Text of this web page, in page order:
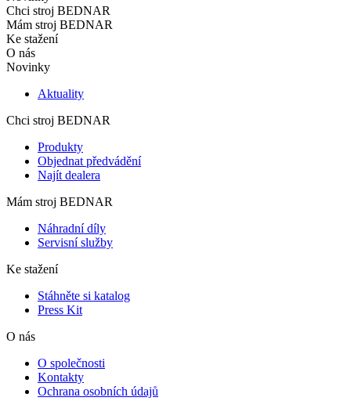
Chci stroj BEDNAR
Mám stroj BEDNAR
Ke stažení
O nás
Novinky
Aktuality
Chci stroj BEDNAR
Produkty
Objednat předvádění
Najít dealera
Mám stroj BEDNAR
Náhradní díly
Servisní služby
Ke stažení
Stáhněte si katalog
Press Kit
O nás
O společnosti
Kontakty
Ochrana osobních údajů